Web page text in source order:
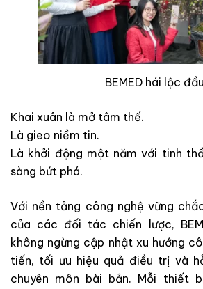
BEMED hái lộc
Khai xuân là mở tâm thế.
Là gieo niềm tin.
Là khởi động một năm với tinh
sàng bứt phá.
Với nền tảng công nghệ vững
của các đối tác chiến lược,
không ngừng cập nhật xu hướng
tiến, tối ưu hiệu quả điều trị và
chuyên môn bài bản. Mỗi thiết